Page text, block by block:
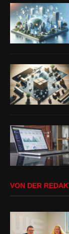
VON DER